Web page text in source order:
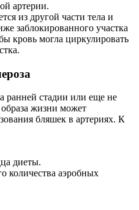
артерии.
из другой части тела и
заблокированного участка
кровь могла циркулировать
ранней стадии или еще не
жизни может
бляшек в артериях. К
диеты.
количества аэробных